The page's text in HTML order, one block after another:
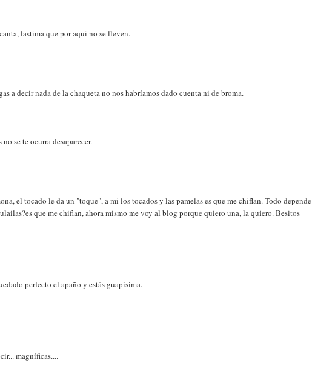
lastima que por aqui no se lleven.
a decir nada de la chaqueta no nos habríamos dado cuenta ni de broma.
se te ocurra desaparecer.
el tocado le da un "toque", a mi los tocados y las pamelas es que me chiflan. Todo depende
que me chiflan, ahora mismo me voy al blog porque quiero una, la quiero. Besitos
perfecto el apaño y estás guapísima.
magníficas....